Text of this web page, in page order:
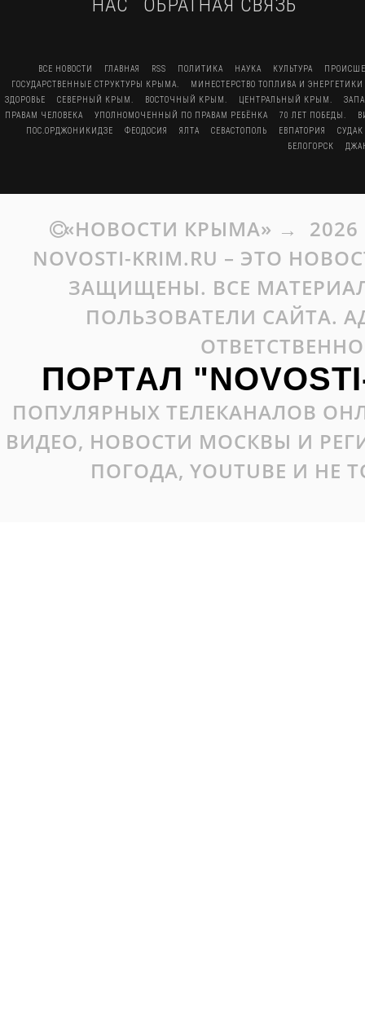
НАС ОБРАТНАЯ СВЯЗЬ
ВСЕ НОВОСТИ ГЛАВНАЯ RSS ПОЛИТИКА НАУКА КУЛЬТУРА
ГОСУДАРСТВЕННЫЕ СТРУКТУРЫ КРЫМА.
МИНЕСТЕРСТВО ТОПЛИВА И
ЗДОРОВЬЕ
СЕВЕРНЫЙ КРЫМ. ВОСТОЧНЫЙ КРЫМ. ЦЕНТРАЛЬНЫЙ КРЫМ.
ПРАВАМ ЧЕЛОВЕКА
УПОЛНОМОЧЕННЫЙ ПО ПРАВАМ РЕБЁНКА 70 ЛЕТ ПОБЕДЫ.
ПОС.ОРДЖОНИКИДЗЕ
ФЕОДОСИЯ ЯЛТА СЕВАСТОПОЛЬ ЕВПАТОРИЯ
СУДАК
БЕЛОГОРСК
«НОВОСТИ КРЫМА» → 2026
NOVOSTI-KRIM.RU – ЭТО
ЗАЩИЩЕНЫ. ВСЕ
ПОЛЬЗОВАТЕЛИ САЙТА.
ПОРТАЛ
ПОПУЛЯРНЫХ ТЕЛЕКАНАЛОВ
ВИДЕО, НОВОСТИ МОСКВЫ И
ПОГОДА, YOUTUBE И